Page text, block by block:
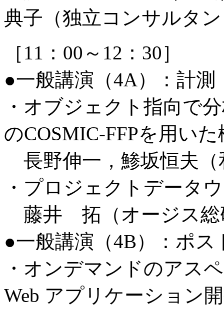
典子（独立コンサルタ
［11：00～12：30］
●一般講演（4A）：計測
・オブジェクト指向で
のCOSMIC-FFPを用い
長野伸一，鯵坂恒夫（
・プロジェクトデータ
藤井 拓（オージス総
●一般講演（4B）：ポ
・オンデマンドのアス
Web アプリケーション